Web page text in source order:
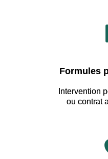
Formules
Intervention
ou contrat